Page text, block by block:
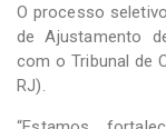
O processo
de Ajustamento
com o Tribunal de
RJ).